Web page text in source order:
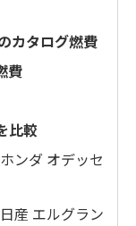
カタログ燃費
費
比較
ンダ オデッセ
産 エルグラン